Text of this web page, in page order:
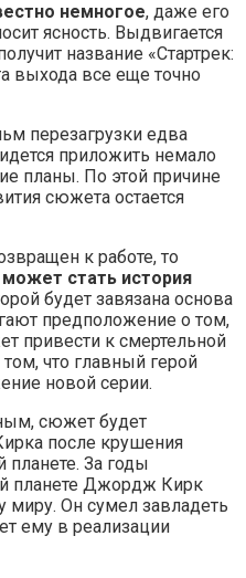
немногое, даже его
ясность. Выдвигается
название «Стартрек:
выхода все еще точно
перезагрузки едва
приложить немало
планы. По этой причине
сюжета остается
к работе, то
стать история
будет завязана основа
предположение о том,
привести к смертельной
что главный герой
новой серии.
сюжет будет
после крушения
планете. За годы
планете Джордж Кирк
миру. Он сумел завладеть
ему в реализации